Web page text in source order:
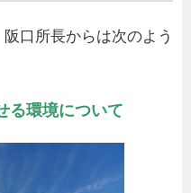
口所長からは次のよう
る環境について